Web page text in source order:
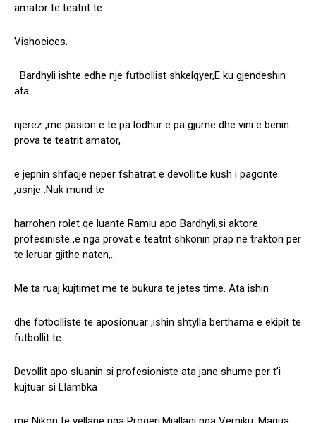
amator te teatrit te
Vishocices.
Bardhyli ishte edhe nje futbollist shkelqyer,E ku gjendeshin
ata
njerez ,me pasion e te pa lodhur e pa gjume dhe vini e benin
prova te teatrit amator,
e jepnin shfaqje neper fshatrat e devollit,e kush i pagonte
,asnje .Nuk mund te
harrohen rolet qe luante Ramiu apo Bardhyli,si aktore
profesiniste ,e nga provat e teatrit shkonin prap ne traktori per
te leruar gjithe naten,..
Me ta ruaj kujtimet me te bukura te jetes time. Ata ishin
dhe fotbolliste te aposionuar ,ishin shtylla berthama e ekipit te
futbollit te
Devollit apo sluanin si profesioniste ata jane shume per t’i
kujtuar si Llambka